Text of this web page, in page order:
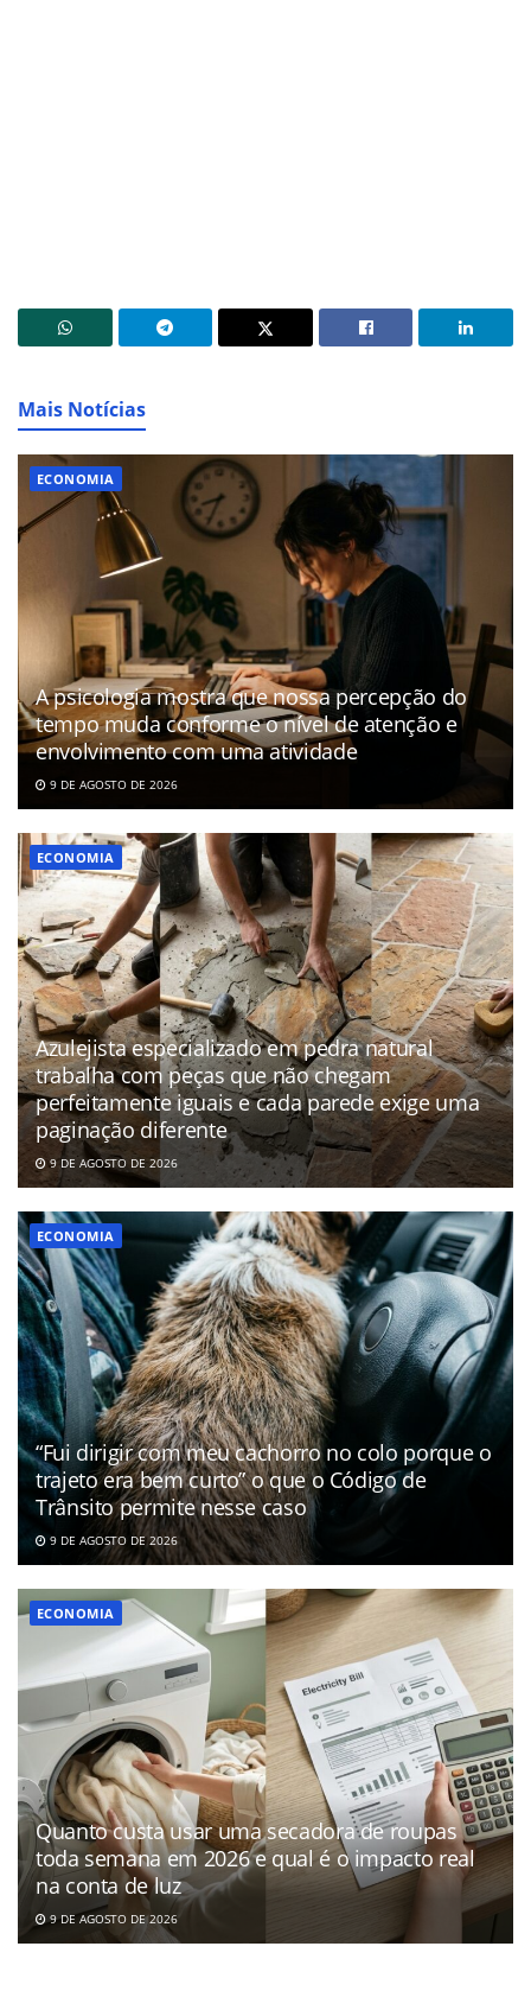
Mais Notícias
ECONOMIA
A psicologia mostra que nossa percepção do
tempo muda conforme o nível de atenção e
envolvimento com uma atividade
9 DE AGOSTO DE 2026
ECONOMIA
Azulejista especializado em pedra natural
trabalha com peças que não chegam
perfeitamente iguais e cada parede exige uma
paginação diferente
9 DE AGOSTO DE 2026
ECONOMIA
“Fui dirigir com meu cachorro no colo porque o
trajeto era bem curto” o que o Código de
Trânsito permite nesse caso
9 DE AGOSTO DE 2026
ECONOMIA
Quanto custa usar uma secadora de roupas
toda semana em 2026 e qual é o impacto real
na conta de luz
9 DE AGOSTO DE 2026